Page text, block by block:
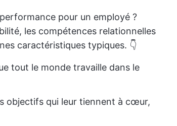
pour un employé ?
les compétences relationnelles
caractéristiques typiques. 👇
tout le monde travaille dans le
objectifs qui leur tiennent à cœur,